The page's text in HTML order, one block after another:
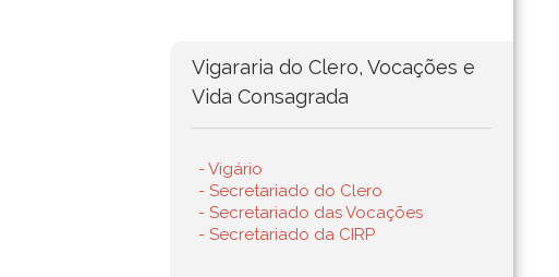
Vigararia do Clero, Vocações e
Vida Consagrada
- Vigário
- Secretariado do Clero
- Secretariado das Vocações
- Secretariado da CIRP